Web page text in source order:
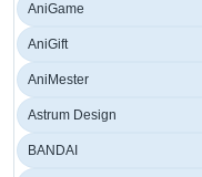
AniGame
AniGift
AniMester
Astrum Design
BANDAI